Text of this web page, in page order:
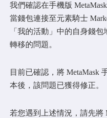
我們確認在手機版
當錢包連接至元素騎士
「我的活動」中的自身錢
轉移的問題。
目前已確認，將 MetaMask
本後，該問題已獲得修正。
若您遇到上述情況，請先將